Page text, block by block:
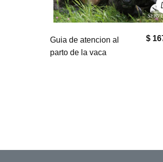
Puntos Clave en Geriatría
Felina